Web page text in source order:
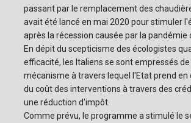
passant par le remplacement des
avait été lancé en mai 2020 pour stimuler
après la récession causée par la pandémie
En dépit du scepticisme des écologistes
efficacité, les Italiens se sont empressés
mécanisme à travers lequel l'Etat prend en
du coût des interventions à travers des
une réduction d'impôt.
Comme prévu, le programme a stimulé le